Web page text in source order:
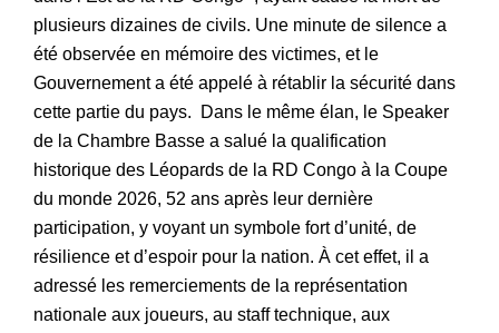
plusieurs dizaines de civils. Une minute de silence a
été observée en mémoire des victimes, et le
Gouvernement a été appelé à rétablir la sécurité dans
cette partie du pays. Dans le même élan, le Speaker
de la Chambre Basse a salué la qualification
historique des Léopards de la RD Congo à la Coupe
du monde 2026, 52 ans après leur dernière
participation, y voyant un symbole fort d’unité, de
résilience et d’espoir pour la nation. À cet effet, il a
adressé les remerciements de la représentation
nationale aux joueurs, au staff technique, aux